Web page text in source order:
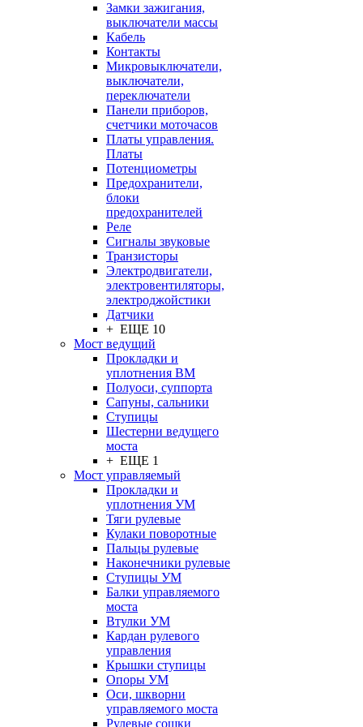
Замки зажигания,
выключатели массы
Кабель
Контакты
Микровыключатели,
выключатели,
переключатели
Панели приборов,
счетчики моточасов
Платы управления.
Платы
Потенциометры
Предохранители,
блоки
предохранителей
Реле
Сигналы звуковые
Транзисторы
Электродвигатели,
электровентиляторы,
электроджойстики
Датчики
+ ЕЩЕ 10
Мост ведущий
Прокладки и
уплотнения ВМ
Полуоси, суппорта
Сапуны, сальники
Ступицы
Шестерни ведущего
моста
+ ЕЩЕ 1
Мост управляемый
Прокладки и
уплотнения УМ
Тяги рулевые
Кулаки поворотные
Пальцы рулевые
Наконечники рулевые
Ступицы УМ
Балки управляемого
моста
Втулки УМ
Кардан рулевого
управления
Крышки ступицы
Опоры УМ
Оси, шкворни
управляемого моста
Рулевые сошки